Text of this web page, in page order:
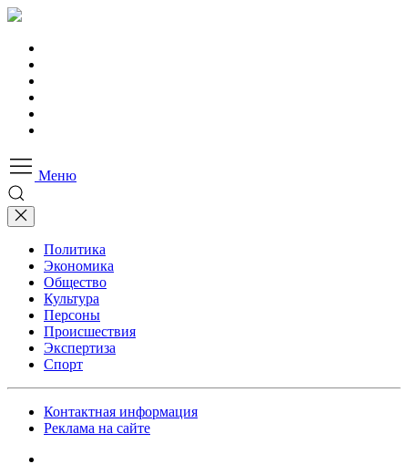
Меню
Политика
Экономика
Общество
Культура
Персоны
Происшествия
Экспертиза
Спорт
Контактная информация
Реклама на сайте